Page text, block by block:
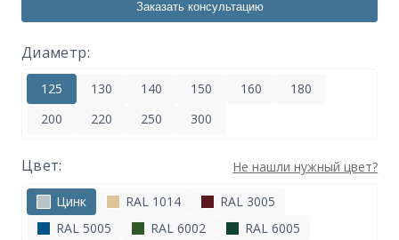
Заказать консультацию
Диаметр:
125 130 140 150 160
180
200
220 250 300
Цвет: Не нашли нужный цвет?
Цинк RAL 1014
RAL 3005
RAL 5005
RAL 6002
RAL 6005